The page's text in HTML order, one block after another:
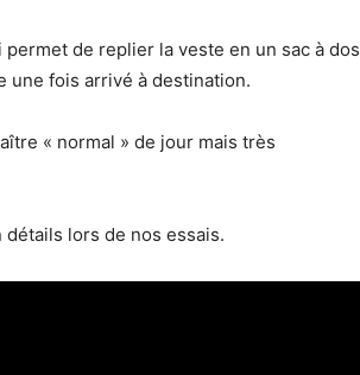
de replier la veste en un sac à dos
une fois arrivé à destination.
« normal » de jour mais très
lors de nos essais.